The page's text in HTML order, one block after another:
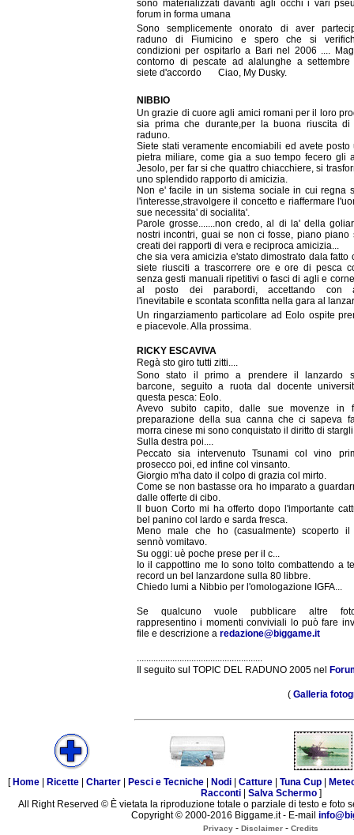
sono materializzati davanti agli occhi i vari
forum in forma umana
Sono semplicemente onorato di aver
raduno di Fiumicino e spero che si
condizioni per ospitarlo a Bari nel 2006 ....
contorno di pescate ad alalunghe a settembre
siete d'accordo
Ciao, My Dusky.
NIBBIO
Un grazie di cuore agli amici romani per il loro
sia prima che durante,per la buona riuscita di
raduno.
Siete stati veramente encomiabili ed avete posto
pietra miliare, come gia a suo tempo fecero gli
Jesolo, per far si che quattro chiacchiere, si
uno splendido rapporto di amicizia.
Non e' facile in un sistema sociale in cui regna
l'interesse,stravolgere il concetto e riaffermare
sue necessita' di socialita'.
Parole grosse.......non credo, al di la' della
nostri incontri, guai se non ci fosse, piano piano
creati dei rapporti di vera e reciproca amicizia...
che sia vera amicizia e'stato dimostrato dala fatto
siete riusciti a trascorrere ore e ore di pesca
senza gesti manuali ripetitivi o fasci di agli e
al posto dei parabordi, accettando con
l'inevitabile e scontata sconfitta nella gara al
Un ringarziamento particolare ad Eolo ospite
e piacevole. Alla prossima.
RICKY ESCAVIVA
Regà sto giro tutti zitti....
Sono stato il primo a prendere il lanzardo
barcone, seguito a ruota dal docente
questa pesca: Eolo.
Avevo subito capito, dalle sue movenze in
preparazione della sua canna che ci sapeva
morra cinese mi sono conquistato il diritto di
Sulla destra poi....
Peccato sia intervenuto Tsunami col vino
prosecco poi, ed infine col vinsanto.
Giorgio m'ha dato il colpo di grazia col mirto.
Come se non bastasse ora ho imparato a
dalle offerte di cibo.
Il buon Corto mi ha offerto dopo l'importante
bel panino col lardo e sarda fresca.
Meno male che ho (casualmente) scoperto il
sennò vomitavo.
Su oggi: uè poche prese per il c...
Io il cappottino me lo sono tolto combattendo a
record un bel lanzardone sulla 80 libbre.
Chiedo lumi a Nibbio per l'omologazione IGFA...
Se qualcuno vuole pubblicare altre
rappresentino i momenti conviviali lo può fare
file e descrizione a redazione@biggame.it
Il seguito sul TOPIC DEL RADUNO 2005 nel
( Galleria
[ Home Ricette Charter Pesci e Tecniche Nodi Catture Tuna Cup
Racconti| Salva Schermo]
All Right Reserved © È vietata la riproduzione totale o parziale di testo e foto
Copyright © 2000-2016 Biggame.it - E-mail
Privacy - Disclaimer - Credits